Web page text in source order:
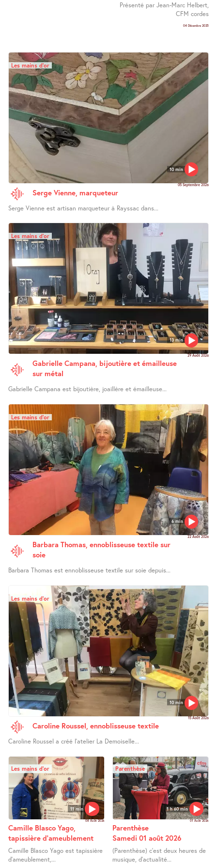
Présenté par Jean-Marc Helbert,
CFM cordes
04 Décembre 2025
10 min
Les mains d’or
05 Septembre 2026
Serge Vienne, marqueteur
Serge Vienne est artisan marqueteur à Rayssac dans...
13 min
Les mains d’or
29 Août 2026
Gabrielle Campana, bijoutière et émailleuse
sur métal
Gabrielle Campana est bijoutière, joaillère et émailleuse...
6 min
Les mains d’or
22 Août 2026
Barbara Thomas, ennoblisseuse textile sur
soie
Barbara Thomas est ennoblisseuse textile sur soie depuis...
10 min
Les mains d’or
15 Août 2026
Caroline Roussel, ennoblisseuse textile
Caroline Roussel a créé l’atelier La Demoiselle...
11 min
Les mains d’or
08 Août 2026
Camille Blasco Yago,
tapissière d’ameublement
Camille Blasco Yago est tapissière
d’ameublement,...
1 h 60 min
Parenthèse
01 Août 2026
Parenthèse
Samedi 01 août 2026
(Parenthèse) c’est deux heures de
musique, d’actualité...